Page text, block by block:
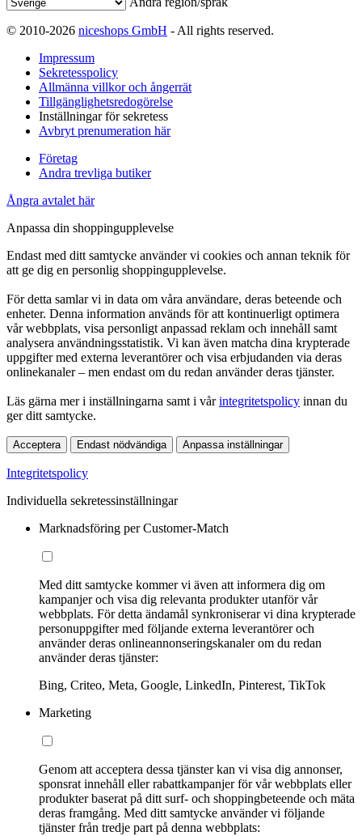
© 2010-2026 niceshops GmbH - All rights reserved.
Impressum
Sekretesspolicy
Allmänna villkor och ångerrät
Tillgänglighetsredogörelse
Inställningar för sekretess
Avbryt prenumeration här
Företag
Andra trevliga butiker
Ångra avtalet här
Anpassa din shoppingupplevelse
Endast med ditt samtycke använder vi cookies och annan teknik för
att ge dig en personlig shoppingupplevelse.
För detta samlar vi in data om våra användare, deras beteende och
enheter. Denna information används för att kontinuerligt optimera
vår webbplats, visa personligt anpassad reklam och innehåll samt
analysera användningsstatistik. Vi kan även matcha dina krypterade
uppgifter med externa leverantörer och visa erbjudanden via deras
onlinekanaler – men endast om du redan använder deras tjänster.
Läs gärna mer i inställningarna samt i vårintegritetspolicy innan du
ger ditt samtycke.
Acceptera Endast nödvändiga Anpassa inställningar
Integritetspolicy
Individuella sekretessinställningar
Marknadsföring per Customer-Match
Med ditt samtycke kommer vi även att informera dig om
kampanjer och visa dig relevanta produkter utanför vår
webbplats. För detta ändamål synkroniserar vi dina krypterade
personuppgifter med följande externa leverantörer och
använder deras onlineannonseringskanaler om du redan
använder deras tjänster:
Bing, Criteo, Meta, Google, LinkedIn, Pinterest, TikTok
Marketing
Genom att acceptera dessa tjänster kan vi visa dig annonser,
sponsrat innehåll eller rabattkampanjer för vår webbplats eller
produkter baserat på ditt surf- och shoppingbeteende och mäta
deras framgång. Med ditt samtycke använder vi följande
tjänster från tredje part på denna webbplats: